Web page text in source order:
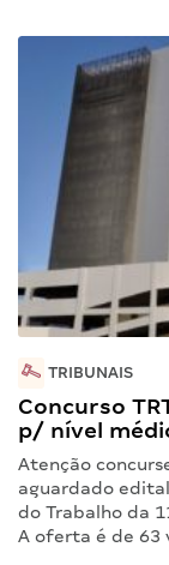
TRIBUNAIS
Concurso
p/ nível
Atenção
aguardado
do Trabalho da
A oferta é de 63